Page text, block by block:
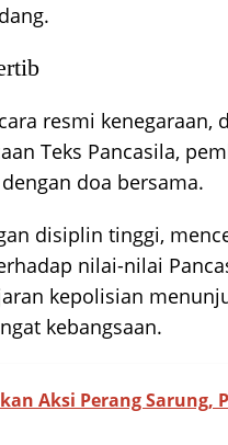
resmi kenegaraan,
Teks Pancasila,
doa bersama.
disiplin tinggi,
nilai-nilai
kepolisian
kebangsaan.
Aksi Perang Sarung,